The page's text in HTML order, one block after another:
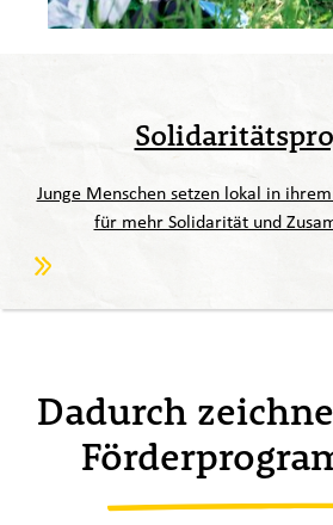
Junge Menschen setzen lokal in
für mehr Solidarität und
Dadurch